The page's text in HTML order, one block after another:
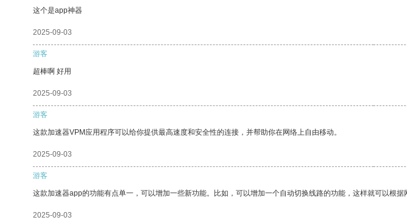
这个是app神器
2025-09-03
游客
超棒啊 好用
2025-09-03
游客
这款加速器VPM应用程序可以给你提供最高速度和安全性的连接，并帮助你在网络上自由移动。
2025-09-03
游客
这款加速器app的功能有点单一，可以增加一些新功能。比如，可以增加一个自动切换线路的功能，这样就可以根据
2025-09-03